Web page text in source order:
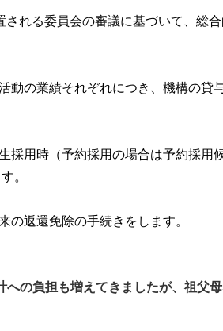
れる委員会の審議に基づいて、総合
動の業績それぞれにつき、機構の貸
採用時（予約採用の場合は予約採用
。
の返還免除の手続きをします。
の負担も増えてきましたが、祖父